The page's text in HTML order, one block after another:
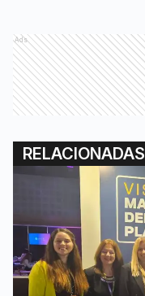
Ads
RELACIONADAS